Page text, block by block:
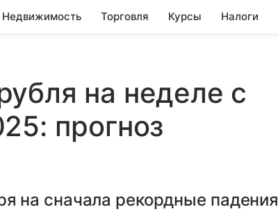
Недвижимость Торговля Курсы Налоги
на неделе с
прогноз
на сначала рекордные падения